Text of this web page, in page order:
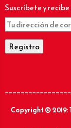
Suscríbete y
Copyright © 2019: